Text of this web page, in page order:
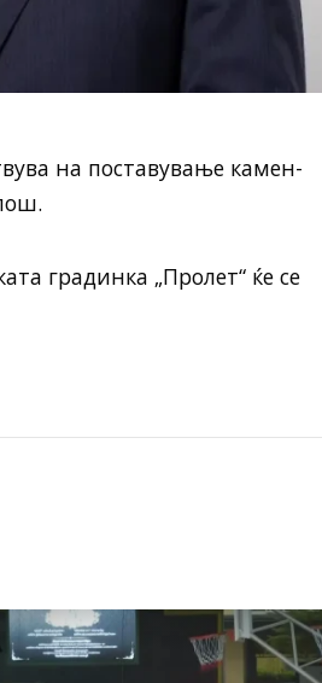
на поставување камен-
градинка „Пролет“ ќе се